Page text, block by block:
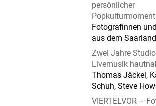
persönlicher
Popkulturmoment
Fotografinnen
aus dem Saarland
Zwei Jahre
Livemusik
Thomas Jäckel,
Schuh, Steve
VIERTELVOR –